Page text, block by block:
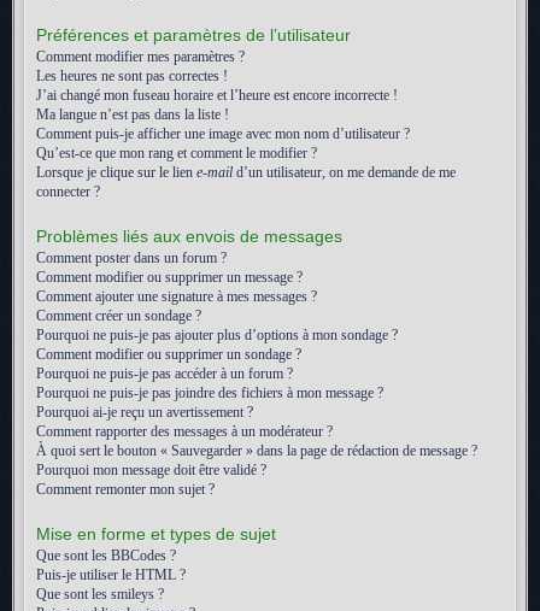
Préférences et paramètres de l’utilisateur
Comment modifier mes paramètres ?
Les heures ne sont pas correctes !
J’ai changé mon fuseau horaire et l’heure est encore incorrecte !
Ma langue n’est pas dans la liste !
Comment puis-je afficher une image avec mon nom d’utilisateur ?
Qu’est-ce que mon rang et comment le modifier ?
Lorsque je clique sur le lien e-mail d’un utilisateur, on me demande de me
connecter ?
Problèmes liés aux envois de messages
Comment poster dans un forum ?
Comment modifier ou supprimer un message ?
Comment ajouter une signature à mes messages ?
Comment créer un sondage ?
Pourquoi ne puis-je pas ajouter plus d’options à mon sondage ?
Comment modifier ou supprimer un sondage ?
Pourquoi ne puis-je pas accéder à un forum ?
Pourquoi ne puis-je pas joindre des fichiers à mon message ?
Pourquoi ai-je reçu un avertissement ?
Comment rapporter des messages à un modérateur ?
À quoi sert le bouton « Sauvegarder » dans la page de rédaction de message ?
Pourquoi mon message doit être validé ?
Comment remonter mon sujet ?
Mise en forme et types de sujet
Que sont les BBCodes ?
Puis-je utiliser le HTML ?
Que sont les smileys ?